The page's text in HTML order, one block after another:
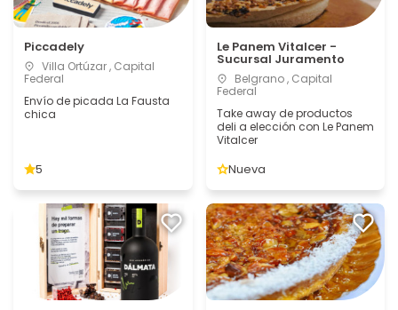
Piccadely
Villa Ortúzar , Capital
Federal
Envío de picada La Fausta
chica
5
Le Panem Vitalcer -
Sucursal Juramento
Belgrano , Capital
Federal
Take away de productos
deli a elección con Le Panem
Vitalcer
Nueva